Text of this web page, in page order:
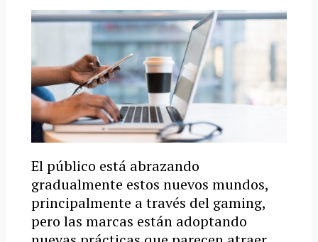
El público está abrazando
gradualmente estos nuevos mundos,
principalmente a través del gaming,
pero las marcas están adoptando